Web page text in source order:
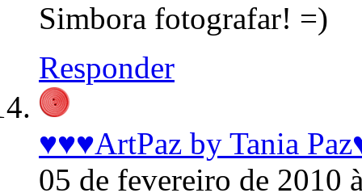
Simbora fotografar! =)
Responder
♥♥♥ArtPaz by Tania
05 de fevereiro de 2010